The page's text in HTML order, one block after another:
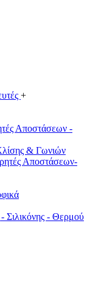
+
Αποστάσεων -
& Γωνιών
Αποστάσεων-
Σιλικόνης - Θερμού